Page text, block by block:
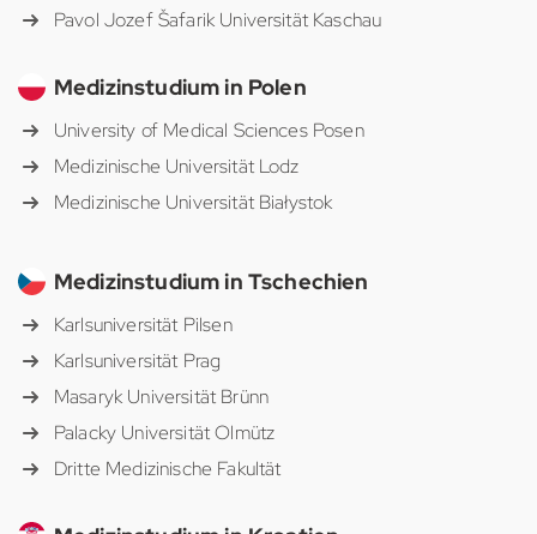
Pavol Jozef Šafarik Universität Kaschau
Medizinstudium in Polen
University of Medical Sciences Posen
Medizinische Universität Lodz
Medizinische Universität Białystok
Medizinstudium in Tschechien
Karlsuniversität Pilsen
Karlsuniversität Prag
Masaryk Universität Brünn
Palacky Universität Olmütz
Dritte Medizinische Fakultät